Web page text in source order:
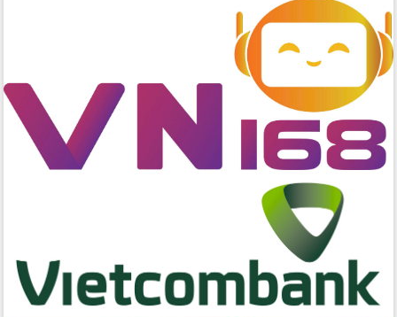
Phó Bí thư Tỉnh ủy Đắk Lắk Đỗ Hữu
Huy giữ chức Bí thư Đảng ủy Ủy Ban
Nhân dân tỉnh
Bệnh án điện tử thúc đẩy chuyển đổi
số y tế tại Đắk Lắk
Chương trình “Gặp gỡ hữu nghị –
Friendship Meeting New Year 2026”
Bầu cử Quốc hội và HĐND: Cử tri Đắk